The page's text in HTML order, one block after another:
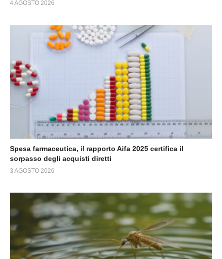
4 AGOSTO 2026
Spesa farmaceutica, il rapporto Aifa 2025 certifica il
sorpasso degli acquisti diretti
3 AGOSTO 2026